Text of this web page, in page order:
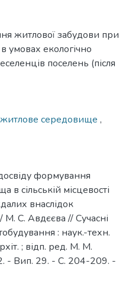
житлової забудови при
умовах екологічно
поселень (після
житлове середовище ,
формування
сільській місцевості
внаслідок
М. С. Авдєєва // Сучасні
: наук.-техн.
; відп. ред. М. М.
- Вип. 29. - С. 204-209. -